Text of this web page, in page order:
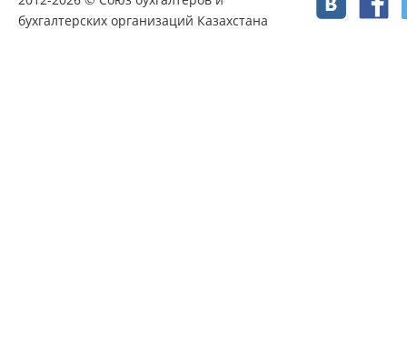
бухгалтерских организаций Казахстана